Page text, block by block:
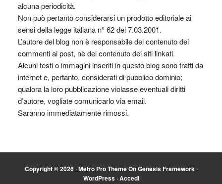
alcuna periodicità.
Non può pertanto considerarsi un prodotto editoriale ai
sensi della legge italiana n° 62 del 7.03.2001.
L’autore del blog non è responsabile del contenuto dei
commenti ai post, nè del contenuto dei siti linkati.
Alcuni testi o immagini inseriti in questo blog sono tratti da
internet e, pertanto, considerati di pubblico dominio;
qualora la loro pubblicazione violasse eventuali diritti
d’autore, vogliate comunicarlo via email.
Saranno immediatamente rimossi.
Copyright © 2026 ·Metro Pro ThemeOnGenesis Framework·
WordPress·Accedi